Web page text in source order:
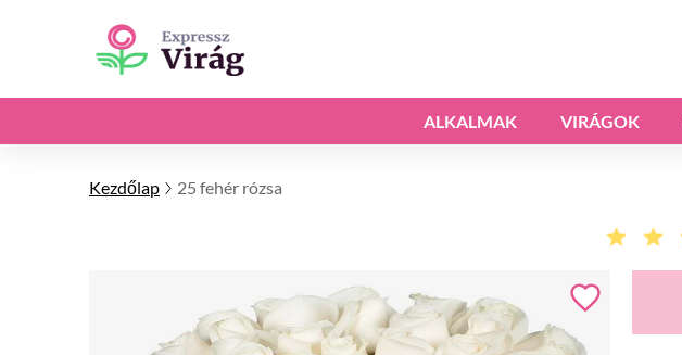
ALKALMAK VIRÁGOK
Kezdőlap 25 fehér rózsa